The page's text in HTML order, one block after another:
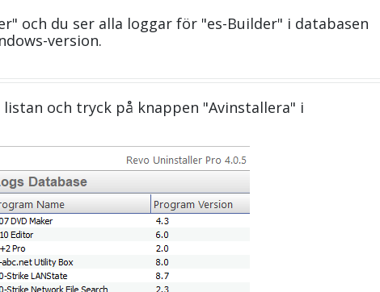
och du ser alla loggar för "es-Builder" i databasen
version.
och tryck på knappen "Avinstallera" i